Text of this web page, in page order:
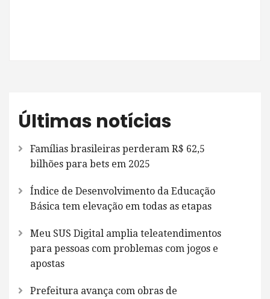
Últimas notícias
Famílias brasileiras perderam R$ 62,5
bilhões para bets em 2025
Índice de Desenvolvimento da Educação
Básica tem elevação em todas as etapas
Meu SUS Digital amplia teleatendimentos
para pessoas com problemas com jogos e
apostas
Prefeitura avança com obras de